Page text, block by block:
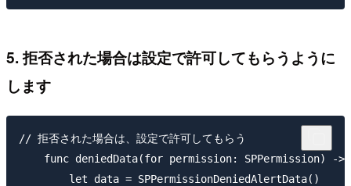
5. 拒否された場合は設定で許可してもらうように
します
// 拒否された場合は、設定で許可してもらう
func deniedData(for permission: SPPermission) -
        let data = SPPermissionDeniedAlertData()